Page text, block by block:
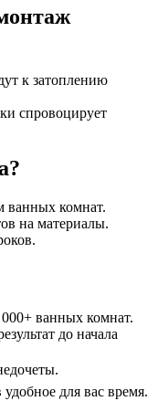
к затоплению
спровоцирует
ванных комнат.
на материалы.
ванных комнат.
до начала
для вас время.